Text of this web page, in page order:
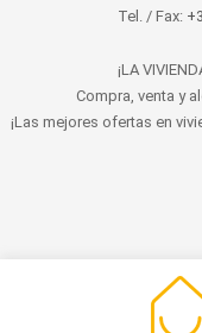
Tel. / Fax:
¡LA
Compra, venta y
¡Las mejores ofertas en
© 2022 LET'S HABITAT -